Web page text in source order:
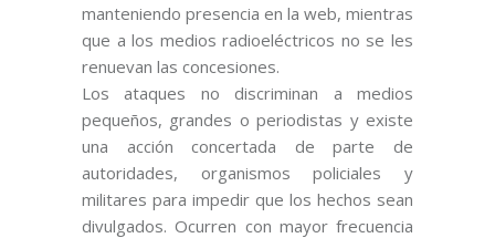
manteniendo presencia en la web, mientras
que a los medios radioeléctricos no se les
renuevan las concesiones.
Los ataques no discriminan a medios
pequeños, grandes o periodistas y existe
una acción concertada de parte de
autoridades, organismos policiales y
militares para impedir que los hechos sean
divulgados. Ocurren con mayor frecuencia